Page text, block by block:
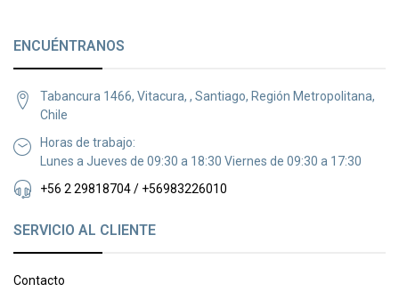
ENCUÉNTRANOS
Tabancura 1466, Vitacura, , Santiago, Región Metropolitana,
Chile
Horas de trabajo:
Lunes a Jueves de 09:30 a 18:30 Viernes de 09:30 a 17:30
+56 2 29818704 / +56983226010
SERVICIO AL CLIENTE
Contacto